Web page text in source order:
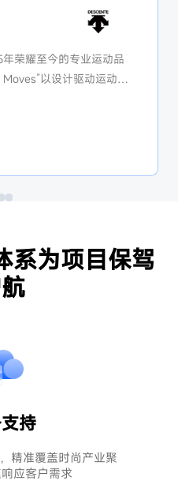
年荣耀至今的专业运动品
以设计驱动运动的
，打造高品质的运动装
系为项目保驾
持
精准覆盖时尚产业聚
应客户需求